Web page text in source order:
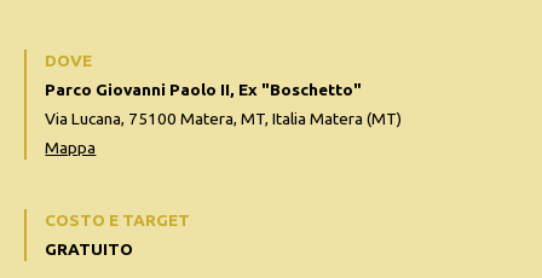
DOVE
Parco Giovanni Paolo II, Ex "Boschetto"
Via Lucana, 75100 Matera, MT, Italia Matera (MT)
Mappa
COSTO E TARGET
GRATUITO